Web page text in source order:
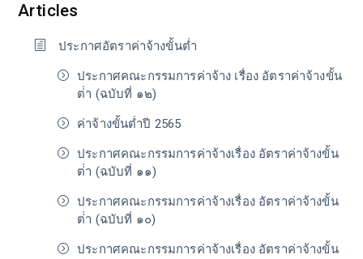
Articles
ประกาศอัตราค่าจ้างขั้นต่ำ
ประกาศคณะกรรมการค่าจ้าง เรื่อง อัตราค่าจ้างขั้น
ต่่า (ฉบับที่ ๑๒)
ค่าจ้างขั้นต่ำปี 2565
ประกาศคณะกรรมการค่าจ้างเรื่อง อัตราค่าจ้างขั้น
ต่่า (ฉบับที่ ๑๑)
ประกาศคณะกรรมการค่าจ้างเรื่อง อัตราค่าจ้างขั้น
ต่่า (ฉบับที่ ๑๐)
ประกาศคณะกรรมการค่าจ้างเรื่อง อัตราค่าจ้างขั้น